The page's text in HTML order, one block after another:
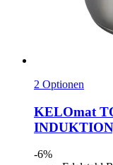
2 Optionen
KELOmat
-6%